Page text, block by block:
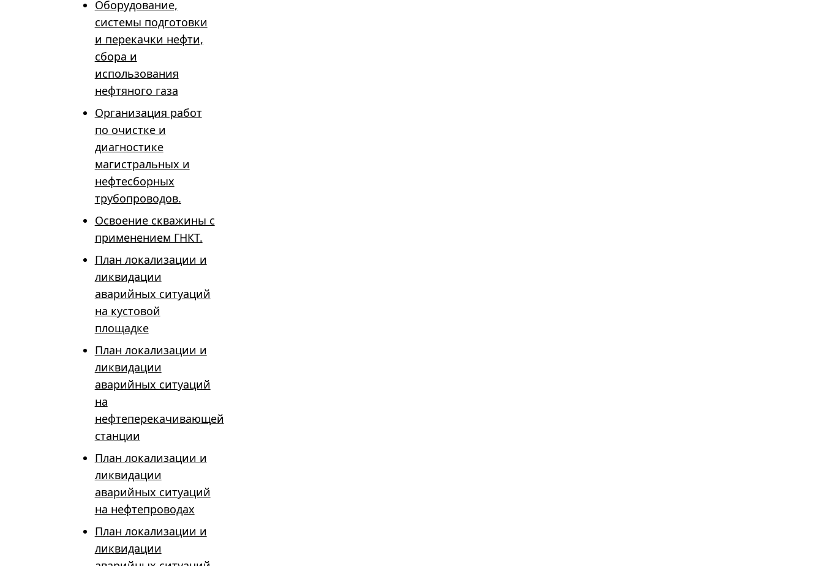
Оборудование,
системы подготовки
и перекачки нефти,
сбора и
использования
нефтяного газа
Организация работ
по очистке и
диагностике
магистральных и
нефтесборных
трубопроводов.
Освоение скважины с
применением ГНКТ.
План локализации и
ликвидации
аварийных ситуаций
на кустовой
площадке
План локализации и
ликвидации
аварийных ситуаций
на
нефтеперекачивающей
станции
План локализации и
ликвидации
аварийных ситуаций
на нефтепроводах
План локализации и
ликвидации